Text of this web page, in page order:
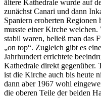
ältere Kathedrale wurde auf
zunächst Canari und dann
Spaniern eroberten
musste einer Kirche weichen.
stabil waren, beließ man das
„on top“. Zugleich gibt es
Jahrhundert errichtete
Kathedrale direkt gegenüber.
ist die Kirche auch bis heute
dann aber 1967 wohl
die oberen Teile der beiden